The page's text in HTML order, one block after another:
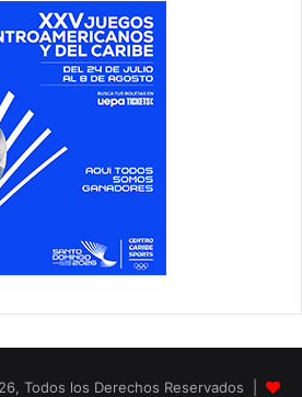
Todos los Derechos Reservados |